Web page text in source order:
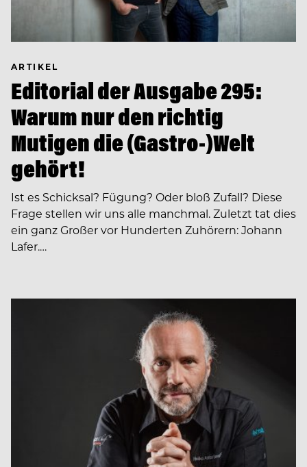
ARTIKEL
Editorial der Ausgabe 295:
Warum nur den richtig
Mutigen die (Gastro-)Welt
gehört!
Ist es Schicksal? Fügung? Oder bloß Zufall? Diese
Frage stellen wir uns alle manchmal. Zuletzt tat dies
ein ganz Großer vor Hunderten Zuhörern: Johann
Lafer.…